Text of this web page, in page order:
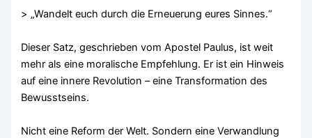
> „Wandelt euch durch die Erneuerung eures Sinnes.“
Dieser Satz, geschrieben vom Apostel Paulus, ist weit
mehr als eine moralische Empfehlung. Er ist ein Hinweis
auf eine innere Revolution – eine Transformation des
Bewusstseins.
Nicht eine Reform der Welt. Sondern eine Verwandlung